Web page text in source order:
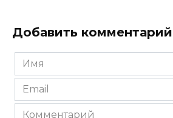
Добавить комментарий
Имя
*
Email
*
Комментарий